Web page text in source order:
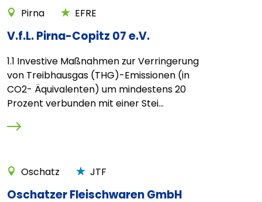
Pirna EFRE
V.f.L. Pirna-Copitz 07 e.V.
1.1 Investive Maßnahmen zur Verringerung
von Treibhausgas (THG)-Emissionen (in
CO2- Äquivalenten) um mindestens 20
Prozent verbunden mit einer Stei...
Oschatz JTF
Oschatzer Fleischwaren GmbH